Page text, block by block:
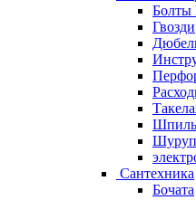
Гвозди
Сантехника
Бочата